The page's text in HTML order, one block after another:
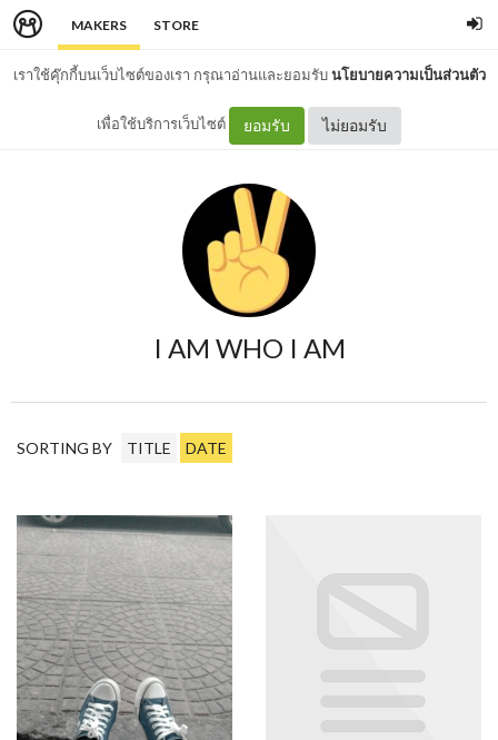
MAKERS STORE
เราใช้คุ๊กกี้บนเว็บไซต์ของเรา กรุณาอ่านและยอมรับนโยบายความเป็นส่วนตัว
เพื่อใช้บริการเว็บไซต์ ยอมรับ ไม่ยอมรับ
I AM WHO I AM
SORTING BY TITLE DATE